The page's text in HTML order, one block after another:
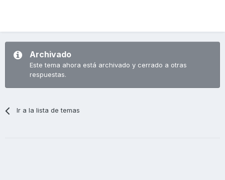
Archivado
Este tema ahora está archivado y cerrado a otras
respuestas.
Ir a la lista de temas